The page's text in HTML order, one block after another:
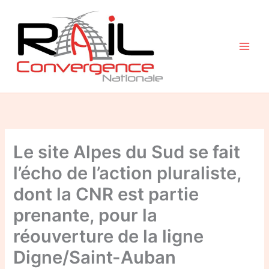
contenu
Le site Alpes du Sud se fait
l’écho de l’action pluraliste,
dont la CNR est partie
prenante, pour la
réouverture de la ligne
Digne/Saint-Auban